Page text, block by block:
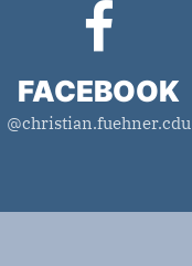
FACEBOOK
@christian.fuehner.cdu